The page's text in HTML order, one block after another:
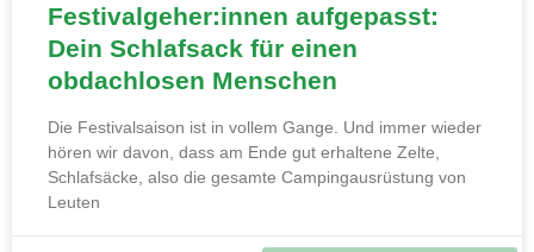
Festivalgeher:innen aufgepasst:
Dein Schlafsack für einen
obdachlosen Menschen
Die Festivalsaison ist in vollem Gange. Und immer wieder
hören wir davon, dass am Ende gut erhaltene Zelte,
Schlafsäcke, also die gesamte Campingausrüstung von
Leuten